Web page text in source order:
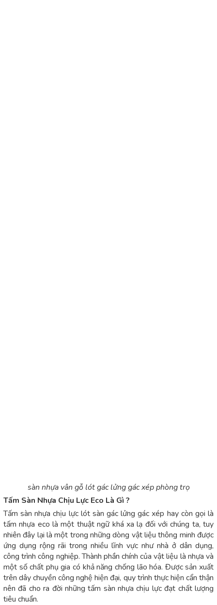
sàn nhựa vân gỗ lót gác lửng gác xép phòng trọ
Tấm Sàn Nhựa Chịu Lực Eco Là Gì ?
Tấm sàn nhựa chịu lực lót sàn gác lửng gác xép hay còn gọi là
tấm nhựa eco là một thuật ngữ khá xa lạ đối với chúng ta, tuy
nhiên đây lại là một trong những dòng vật liệu thông minh được
ứng dụng rộng rãi trong nhiều lĩnh vực như nhà ở dân dụng,
công trình công nghiệp. Thành phần chính của vật liệu là nhựa và
một số chất phụ gia có khả năng chống lão hóa. Được sản xuất
trên dây chuyền công nghệ hiện đại, quy trình thực hiện cẩn thận
nên đã cho ra đời những tấm sàn nhựa chịu lực đạt chất lượng
tiêu chuẩn.